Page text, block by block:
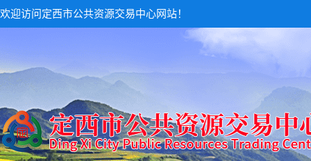
欢迎访问定西市公共资源交易中心网站！